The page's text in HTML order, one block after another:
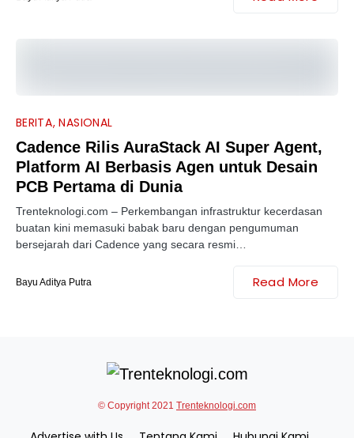
BERITA NASIONAL
Cadence Rilis AuraStack AI Super Agent,
Platform AI Berbasis Agen untuk Desain
PCB Pertama di Dunia
Trenteknologi.com – Perkembangan infrastruktur kecerdasan
buatan kini memasuki babak baru dengan pengumuman
bersejarah dari Cadence yang secara resmi…
Bayu Aditya Putra Read More
© Copyright 2021 Trenteknologi.com